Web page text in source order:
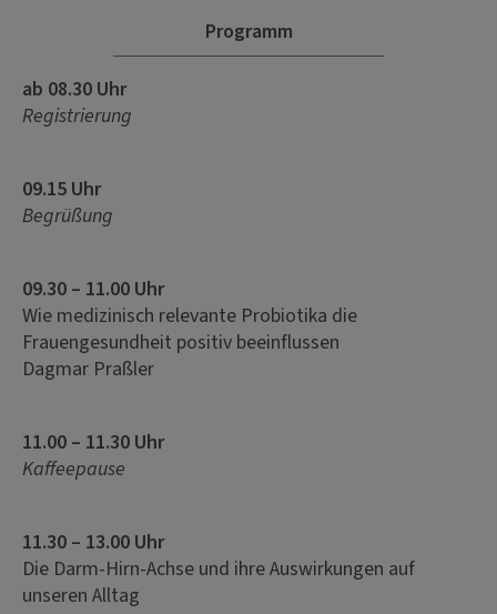
Programm
ab 08.30 Uhr
Registrierung
09.15 Uhr
Begrüßung
09.30 – 11.00 Uhr
Wie medizinisch relevante Probiotika die
Frauengesundheit positiv beeinflussen
Dagmar Praßler
11.00 – 11.30 Uhr
Kaffeepause
11.30 – 13.00 Uhr
Die Darm-Hirn-Achse und ihre Auswirkungen auf
unseren Alltag